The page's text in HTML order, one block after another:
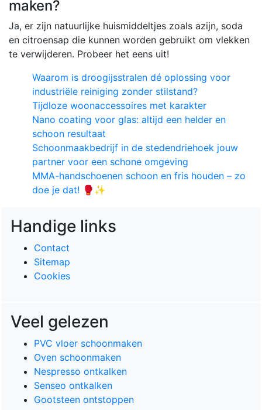
maken?
Ja, er zijn natuurlijke huismiddeltjes zoals azijn, soda
en citroensap die kunnen worden gebruikt om vlekken
te verwijderen. Probeer het eens uit!
Waarom is droogijsstralen dé oplossing voor
industriële reiniging zonder stilstand?
Tijdloze woonaccessoires met karakter
Nano coating voor glas: altijd een helder en
schoon resultaat
Schoonmaakbedrijf in de stedendriehoek jouw
partner voor een schone omgeving
MMA-handschoenen schoon en fris houden – zo
doe je dat! 🥊✨
Handige links
Contact
Sitemap
Cookies
Veel gelezen
PVC vloer schoonmaken
Oven schoonmaken
Nespresso ontkalken
Senseo ontkalken
Gootsteen ontstoppen